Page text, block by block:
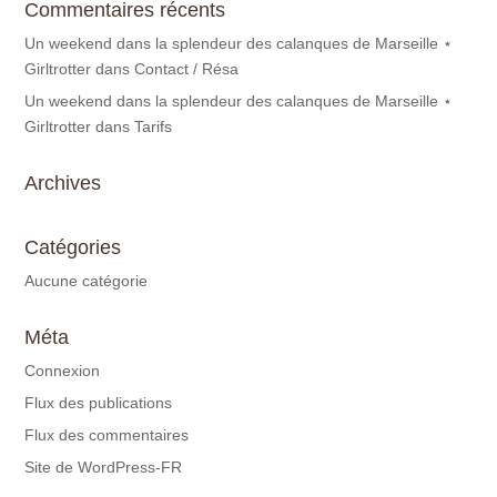
Commentaires récents
Un weekend dans la splendeur des calanques de Marseille ⋆
Girltrotter dansContact / Résa
Un weekend dans la splendeur des calanques de Marseille ⋆
Girltrotter dansTarifs
Archives
Catégories
Aucune catégorie
Méta
Connexion
Flux des publications
Flux des commentaires
Site de WordPress-FR